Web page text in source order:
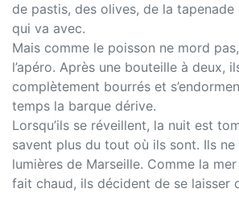
de pastis, des olives, de la tapenade
qui va avec.
Mais comme le poisson ne mord
l’apéro. Après une bouteille à deux,
complètement bourrés et
temps la barque dérive.
Lorsqu’ils se réveillent, la nuit est
savent plus du tout où ils sont. Ils
lumières de Marseille. Comme la
fait chaud, ils décident de se laisser